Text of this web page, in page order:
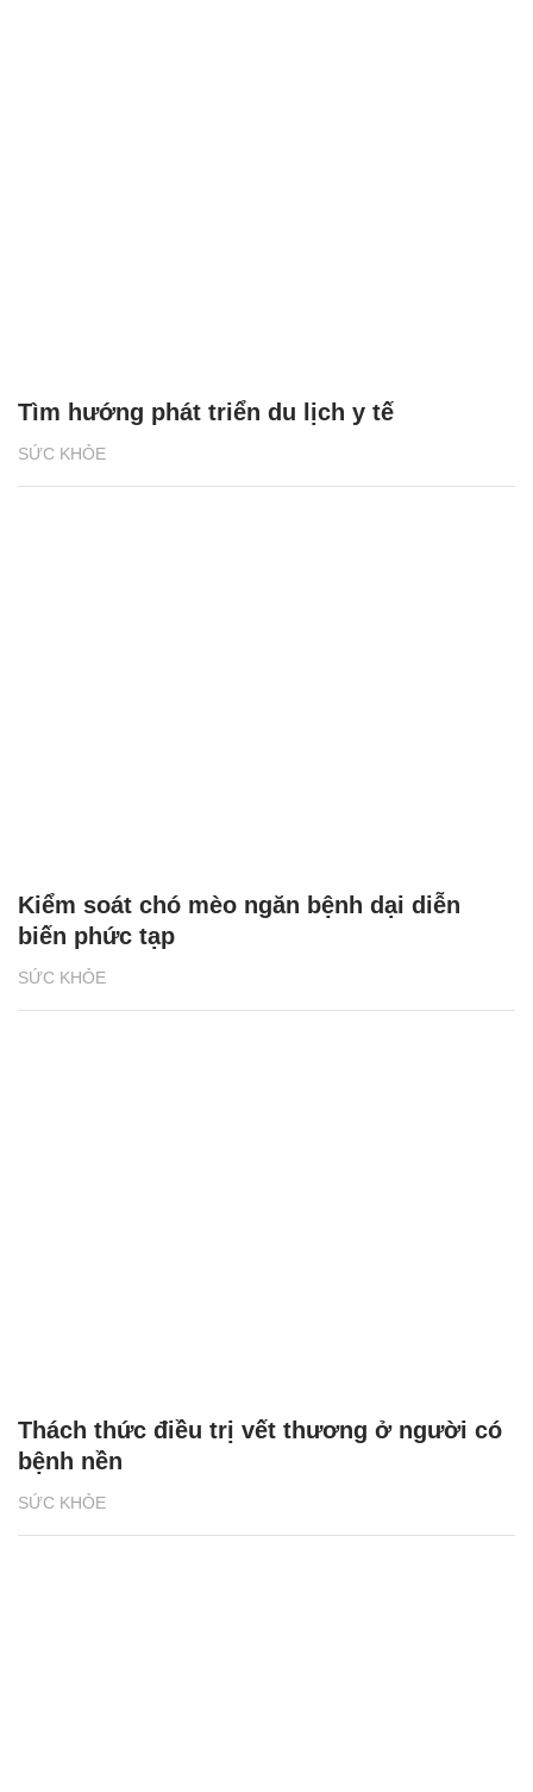
SỨC KHỎE
Tìm hướng phát triển du lịch y tế
SỨC KHỎE
Kiểm soát chó mèo ngăn bệnh dại diễn
biến phức tạp
SỨC KHỎE
Thách thức điều trị vết thương ở người có
bệnh nền